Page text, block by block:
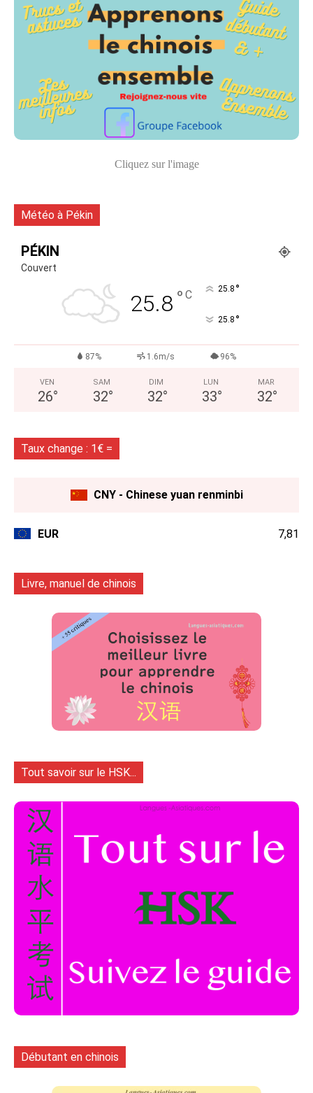
Cliquez sur l'image
Météo à Pékin
PÉKIN
Couvert
25.8 ° C 25.8 °
25.8 °
87% 1.6m/s 96%
VEN
26°
SAM
32°
DIM
32°
LUN
33°
MAR
32°
Taux change : 1€ =
CNY - Chinese yuan renminbi
EUR 7,81
Livre, manuel de chinois
Tout savoir sur le HSK...
Débutant en chinois